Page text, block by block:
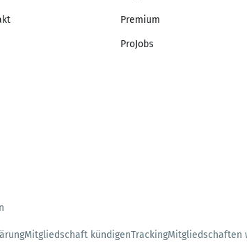
Premium
ProJobs
Mitgliedschaft kündigenTrackingMitgliedschaften